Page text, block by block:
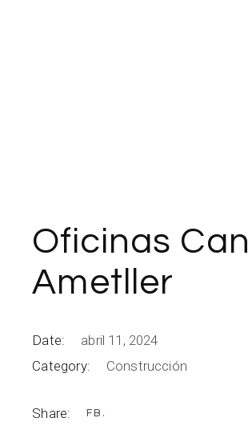
Oficinas Can
Ametller
Date:
abril 11, 2024
Category:
Construcción
Share: FB